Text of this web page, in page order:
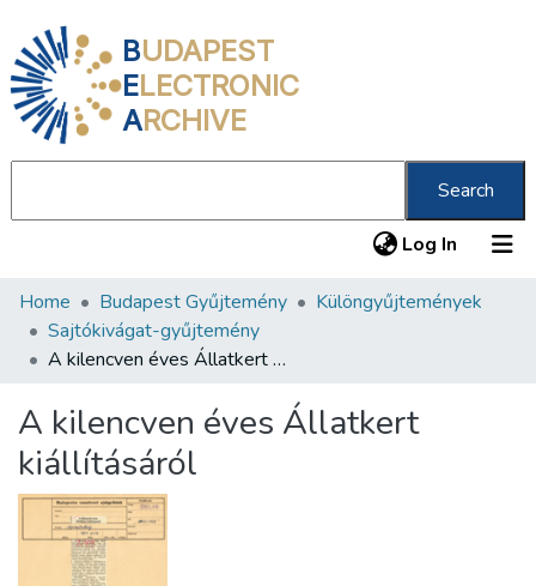
BUDAPEST
ELECTRONIC
ARCHIVE
Search
Log In (current)
Communities & Collections
All of DSpace
About us
Home Budapest Gyűjtemény
Különgyűjtemények
Sajtókivágat-gyűjtemény
A kilencven éves Állatkert kiállításáról
A kilencven éves Állatkert
kiállításáról